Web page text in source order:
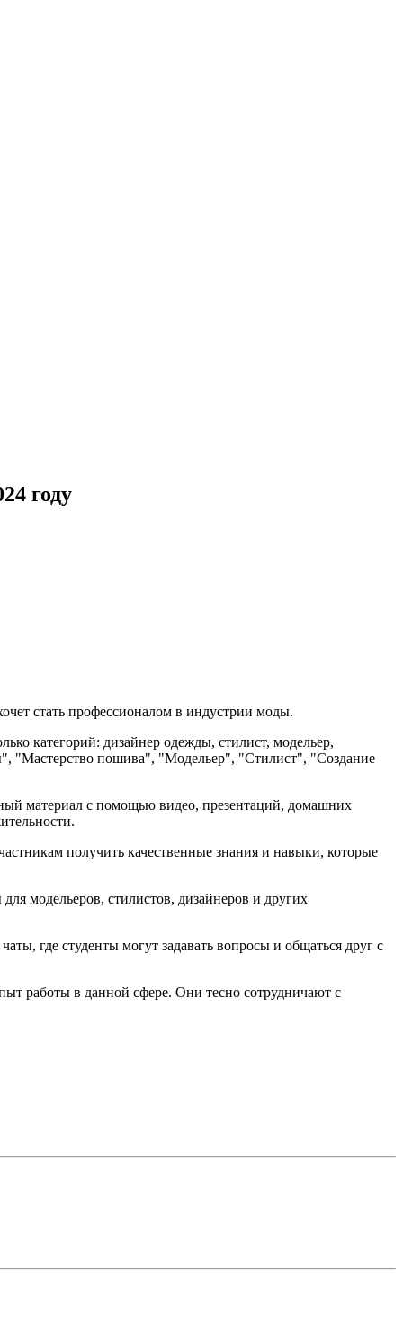
году
стать профессионалом в индустрии моды.
категорий: дизайнер одежды, стилист, модельер,
"Мастерство пошива", "Модельер", "Стилист", "Создание
материал с помощью видео, презентаций, домашних
получить качественные знания и навыки, которые
модельеров, стилистов, дизайнеров и других
где студенты могут задавать вопросы и общаться друг с
работы в данной сфере. Они тесно сотрудничают с